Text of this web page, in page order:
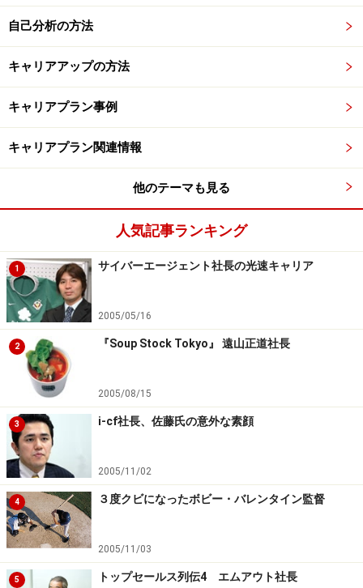
自己分析の方法
キャリアアップの方法
キャリアプラン事例
キャリアプラン関連情報
他のテーマも見る
人気記事ランキング
1 サイバーエージェント社長の光速キャリア
2005/05/16
2 『Soup Stock Tokyo』 遠山正道社長
2005/08/15
3 i-cf社長、佐藤氏の意外な素顔
2005/11/02
4 ３度クビになったボビー・バレンタイン監督
2005/11/03
5 トップセールス列伝4 エムアウト社長